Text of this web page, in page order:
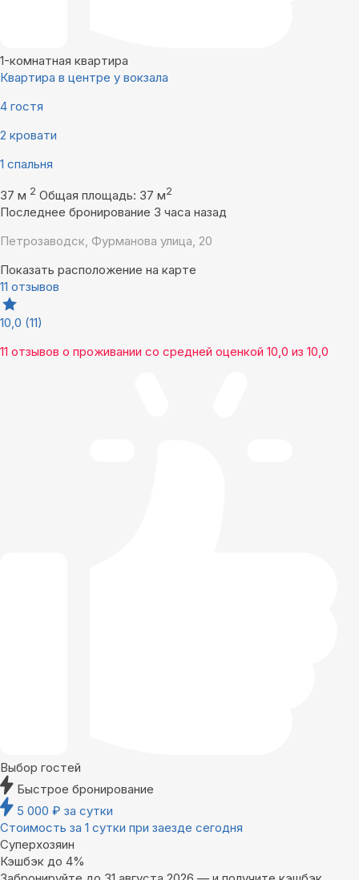
1-комнатная квартира
Квартира в центре у вокзала
4 гостя
2 кровати
1 спальня
37 м 2 Общая площадь: 37 м2
Последнее бронирование 3 часа назад
Петрозаводск, Фурманова улица, 20
Показать расположение на карте
11 отзывов
10,0 (11)
11 отзывов о проживании со средней оценкой 10,0 из 10,0
Выбор гостей
Быстрое бронирование
5 000 ₽ за сутки
Стоимость за 1 сутки при заезде сегодня
Суперхозяин
Кэшбэк до 4%